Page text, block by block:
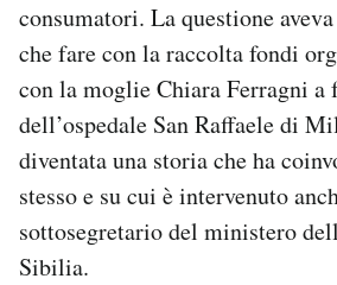
AREA PERSONALE
Area Personale
Newsletter
Notifiche mobile
Regala il Post
consumatori. La questione
che fare con la raccolta fondi
con la moglie Chiara Ferragni a
dell’ospedale San Raffaele di
diventata una storia che ha
stesso e su cui è intervenuto
sottosegretario del ministero
Sibilia.